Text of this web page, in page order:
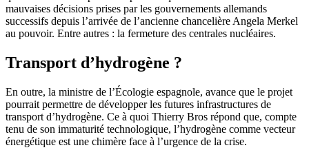
mauvaises décisions prises par les gouvernements allemands
successifs depuis l’arrivée de l’ancienne chancelière Angela Merkel
au pouvoir. Entre autres : la fermeture des centrales nucléaires.
Transport d’hydrogène ?
En outre, la ministre de l’Écologie espagnole, avance que le projet
pourrait permettre de développer les futures infrastructures de
transport d’hydrogène. Ce à quoi Thierry Bros répond que, compte
tenu de son immaturité technologique, l’hydrogène comme vecteur
énergétique est une chimère face à l’urgence de la crise.